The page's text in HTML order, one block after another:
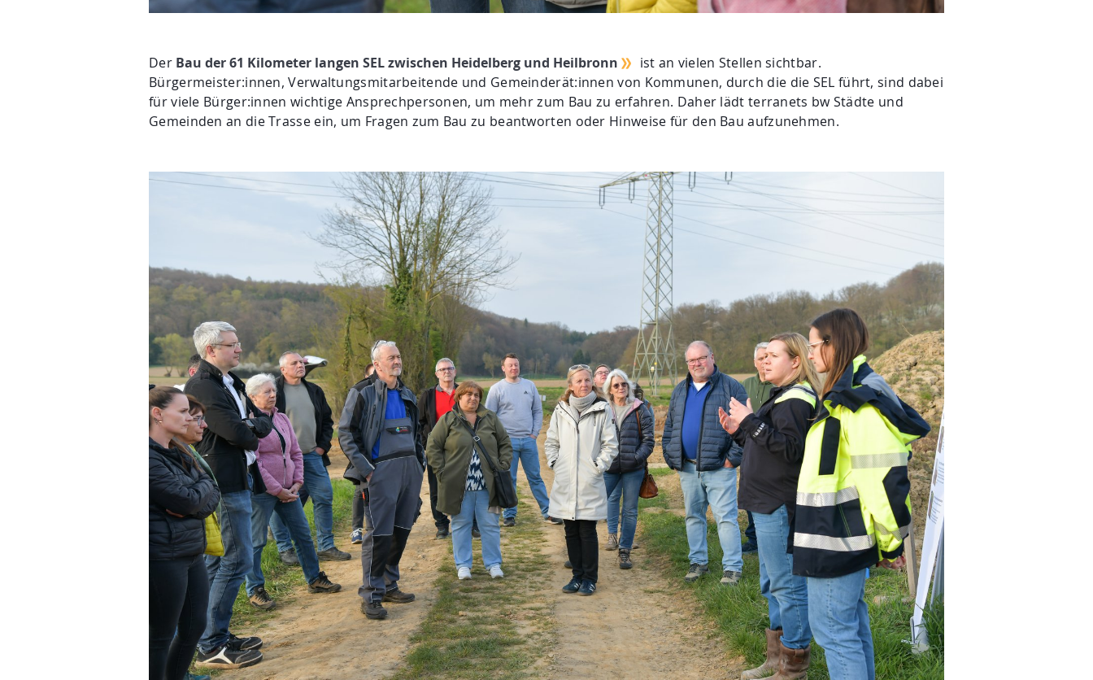
Der Bau der 61 Kilometer langen SEL zwischen Heidelberg und Heilbronn
ist an vielen Stellen sichtbar.
Bürgermeister:innen, Verwaltungsmitarbeitende und Gemeinderät:innen von Kommunen, durch die die SEL führt, sind dabei
für viele Bürger:innen wichtige Ansprechpersonen, um mehr zum Bau zu erfahren. Daher lädt terranets bw Städte und
Gemeinden an die Trasse ein, um Fragen zum Bau zu beantworten oder Hinweise für den Bau aufzunehmen.